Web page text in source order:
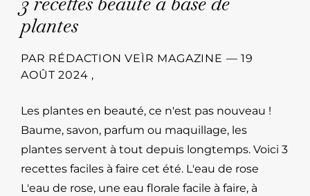
plantes
PAR RÉDACTION VEÌR MAGAZINE —19
AOÛT 2024 ,
Les plantes en beauté, ce n'est pas nouveau !
Baume, savon, parfum ou maquillage, les
plantes servent à tout depuis longtemps. Voici 3
recettes faciles à faire cet été. L'eau de rose
L'eau de rose, une eau florale facile à faire, à